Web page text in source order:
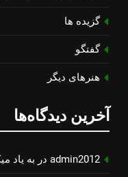
گزیده ها
گفتگو
هنرهای دیگر
آخرین دیدگاه‌ها
admin2012 در به یاد